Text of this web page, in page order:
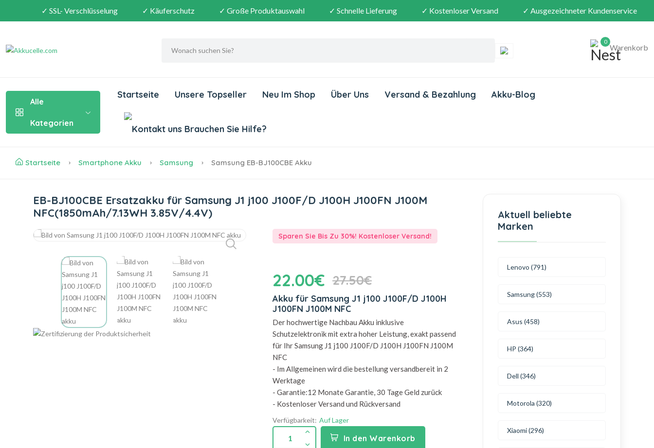
✓ SSL- Verschlüsselung ✓ Käuferschutz ✓ Große Produktauswahl ✓ Schnelle Lieferung ✓ Kostenloser Versand ✓ Ausgezeichneter Kundenservice
0
Warenkorb
Alle
Kategorien
Startseite Unsere Topseller Neu Im Shop Über Uns Versand & Bezahlung Akku-Blog
Brauchen Sie Hilfe?
Startseite Smartphone Akku Samsung Samsung EB-BJ100CBE Akku
EB-BJ100CBE Ersatzakku für Samsung J1 j100 J100F/D J100H J100FN J100M
NFC(1850mAh/7.13WH 3.85V/4.4V)
Sparen Sie Bis Zu 30%! Kostenloser Versand!
22.00€ 27.50€
Akku für Samsung J1 j100 J100F/D J100H
J100FN J100M NFC
Der hochwertige Nachbau Akku inklusive
Schutzelektronik mit extra hoher Leistung, exakt passend
für Ihr Samsung J1 j100 J100F/D J100H J100FN J100M
NFC
- Im Allgemeinen wird die bestellung versandbereit in 2
Werktage
- Garantie:12 Monate Garantie, 30 Tage Geld zurück
- Kostenloser Versand und Rückversand
Verfügbarkeit: Auf Lager
1 In den Warenkorb
Aktuell beliebte
Marken
Lenovo (791)
Samsung (553)
Asus (458)
HP (364)
Dell (346)
Motorola (320)
Xiaomi (296)